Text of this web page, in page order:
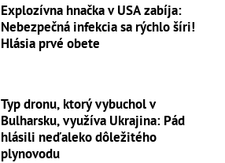
Explozívna hnačka v USA zabíja:
Nebezpečná infekcia sa rýchlo šíri!
Hlásia prvé obete
Typ dronu, ktorý vybuchol v
Bulharsku, využíva Ukrajina: Pád
hlásili neďaleko dôležitého
plynovodu